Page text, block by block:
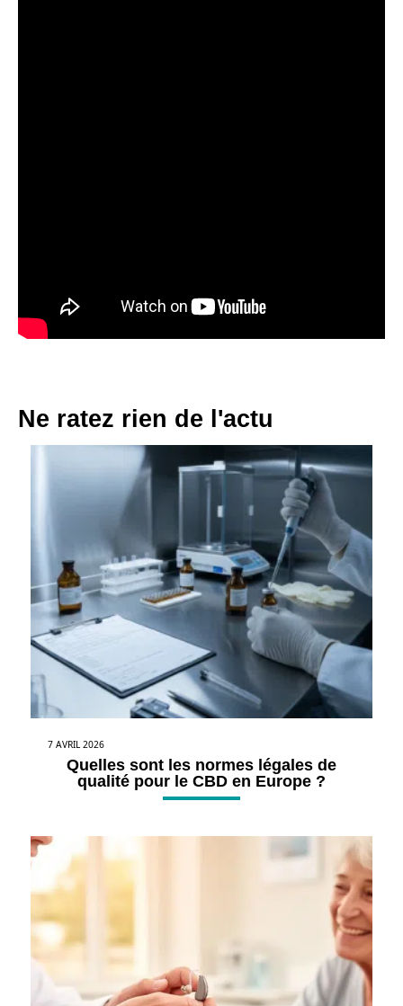
Ne ratez rien de l'actu
7 AVRIL 2026
Quelles sont les normes légales de
qualité pour le CBD en Europe ?